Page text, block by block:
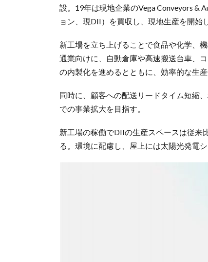
設。19年は現地企業のVega Conveyors &
ョン、現DII）を買収し、現地生産を開始
新工場を立ち上げることで食品や化学、
通業向けに、自動倉庫や高速搬送台車、
の内製化を進めるとともに、効率的な生
同時に、顧客への配送リードタイム短縮
での事業拡大を目指す。
新工場の稼働でDIIの生産スペースは従来
る。環境に配慮し、屋上には太陽光発電シ